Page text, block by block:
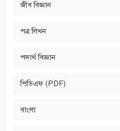
জীব বিজ্ঞান
পত্র লিখন
পদার্থ বিজ্ঞান
পিডিএফ (PDF)
বাংলা